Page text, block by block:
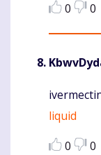
0
0
liquid
0
0